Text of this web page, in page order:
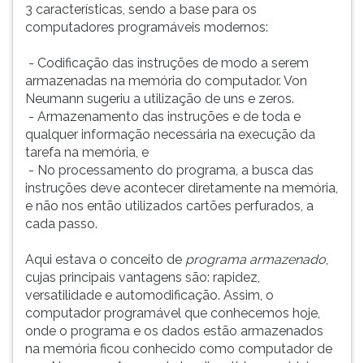
3 características, sendo a base para os
computadores programáveis modernos:
- Codificação das instruções de modo a serem
armazenadas na memória do computador. Von
Neumann sugeriu a utilização de uns e zeros.
- Armazenamento das instruções e de toda e
qualquer informação necessária na execução da
tarefa na memória, e
- No processamento do programa, a busca das
instruções deve acontecer diretamente na memória,
e não nos então utilizados cartões perfurados, a
cada passo.
Aqui estava o conceito de programa armazenado,
cujas principais vantagens são: rapidez,
versatilidade e automodificação. Assim, o
computador programável que conhecemos hoje,
onde o programa e os dados estão armazenados
na memória ficou conhecido como computador de